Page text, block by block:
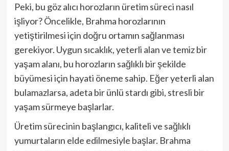
Peki, bu göz alıcı horozların üretim süreci nasıl
işliyor? Öncelikle, Brahma horozlarının
yetiştirilmesi için doğru ortamın sağlanması
gerekiyor. Uygun sıcaklık, yeterli alan ve temiz bir
yaşam alanı, bu horozların sağlıklı bir şekilde
büyümesi için hayati öneme sahip. Eğer yeterli alan
bulamazlarsa, adeta bir ünlü stardı gibi, stresli bir
yaşam sürmeye başlarlar.
Üretim sürecinin başlangıcı, kaliteli ve sağlıklı
yumurtaların elde edilmesiyle başlar. Brahma